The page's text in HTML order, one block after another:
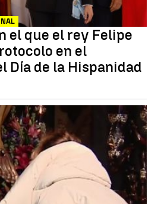
el que el rey Felipe
en el
Día de la Hispanidad